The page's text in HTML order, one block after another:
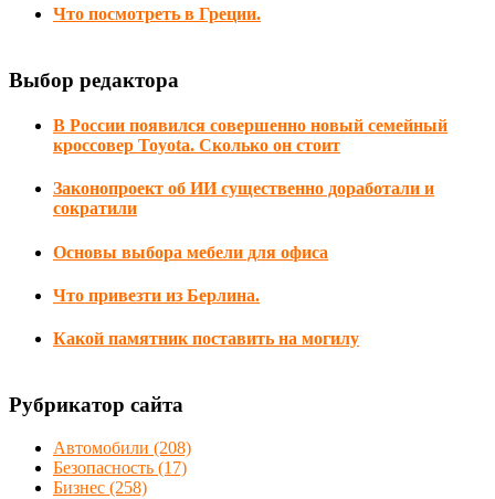
Что посмотреть в Греции.
Выбор редактора
В России появился совершенно новый семейный
кроссовер Toyota. Сколько он стоит
Законопроект об ИИ существенно доработали и
сократили
Основы выбора мебели для офиса
Что привезти из Берлина.
Какой памятник поставить на могилу
Рубрикатор сайта
Автомобили (208)
Безопасность (17)
Бизнес (258)